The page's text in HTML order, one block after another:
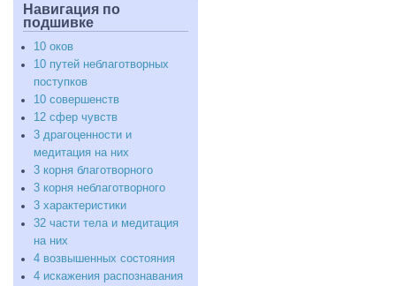
Навигация по
подшивке
10 оков
10 путей неблаготворных
поступков
10 совершенств
12 сфер чувств
3 драгоценности и
медитация на них
3 корня благотворного
3 корня неблаготворного
3 характеристики
32 части тела и медитация
на них
4 возвышенных состояния
4 искажения распознавания